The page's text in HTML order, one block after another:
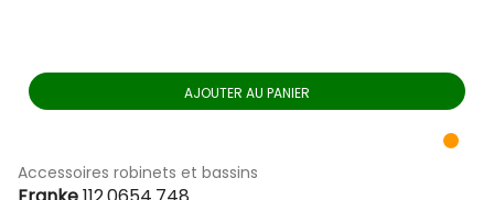
AJOUTER AU PANIER
Accessoires robinets et bassins